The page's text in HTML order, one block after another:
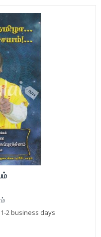
2 business days